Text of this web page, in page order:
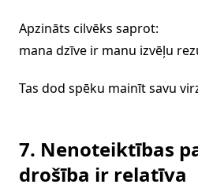
Apzināts cilvēks saprot:
mana dzīve ir manu izvēļu
Tas dod spēku mainīt savu
7. Nenoteiktības
drošība ir relatīva